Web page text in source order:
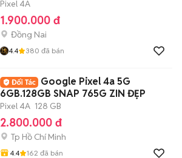
Pixel 4A
1.900.000 đ
Đồng Nai
4.4 380 đã bán
Google Pixel 4a 5G
6GB.128GB SNAP 765G ZIN ĐẸP
Pixel 4A 128 GB
2.800.000 đ
Tp Hồ Chí Minh
4.4 162 đã bán